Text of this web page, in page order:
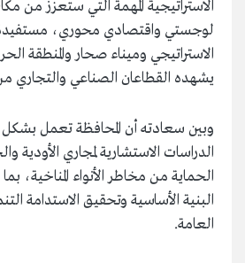
الاستراتيجية المهمة التي ستعزز من
لوجستي واقتصادي محوري،
الاستراتيجي وميناء صحار والمنطقة
يشهده القطاعان الصناعي والتجاري
وبين سعادته أن المحافظة تعمل
الدراسات الاستشارية لمجاري الأودية
الحماية من مخاطر الأنواء المناخية،
البنية الأساسية وتحقيق الاستدامة
العامة.